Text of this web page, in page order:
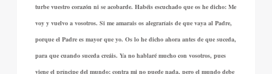
turbe vuestro corazón ni se acobarde. Habéis escuchado que os he dicho: Me
voy y vuelvo a vosotros. Si me amarais os alegraríais de que vaya al Padre,
porque el Padre es mayor que yo. Os lo he dicho ahora antes de que suceda,
para que cuando suceda creáis. Ya no hablaré mucho con vosotros, pues
viene el príncipe del mundo; contra mi no puede nada, pero el mundo debe